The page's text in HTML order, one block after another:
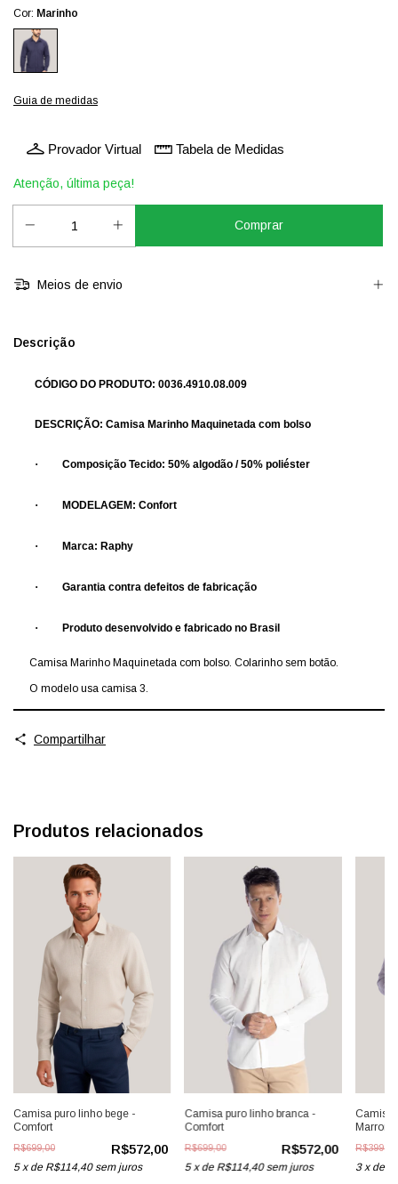
Cor: Marinho
Guia de medidas
Provador Virtual Tabela de Medidas
Atenção, última peça!
Meios de envio
Descrição
CÓDIGO DO PRODUTO: 0036.4910.08.009
DESCRIÇÃO: Camisa Marinho Maquinetada com bolso
· Composição Tecido: 50% algodão / 50% poliéster
· MODELAGEM: Confort
· Marca: Raphy
· Garantia contra defeitos de fabricação
· Produto desenvolvido e fabricado no Brasil
Camisa Marinho Maquinetada com bolso. Colarinho sem botão.
O modelo usa camisa 3.
Compartilhar
Produtos relacionados
Camisa puro linho bege -
Comfort
R$572,00
R$699,00
5 x de R$114,40 sem juros
Camisa puro linho branca -
Comfort
R$572,00
R$699,00
5 xde R$114,40 sem juros
Camisa
R$399,00
3 x de